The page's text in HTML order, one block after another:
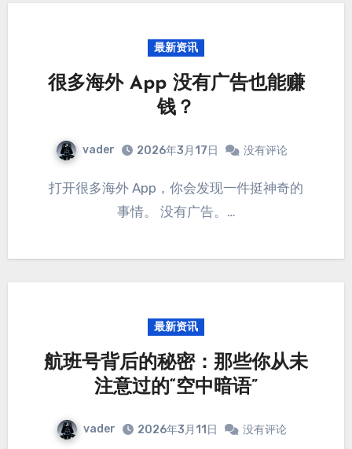
最新资讯
很多海外 App 没有广告也能赚
钱？
vader 2026年3月17日 没有评论
打开很多海外 App，你会发现一件挺神奇的
事情。 没有广告。…
最新资讯
航班号背后的秘密：那些你从未
注意过的“空中暗语”
vader 2026年3月11日 没有评论